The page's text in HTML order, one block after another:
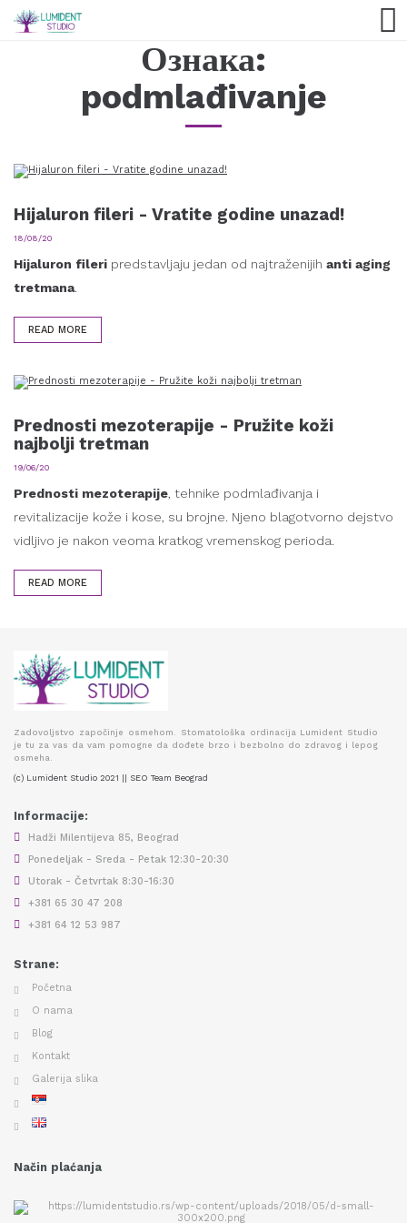
Ознака:
podmlađivanje
Hijaluron fileri - Vratite godine unazad!
18/08/20
Hijaluron fileri predstavljaju jedan od najtraženijih anti aging
tretmana.
READ MORE
Prednosti mezoterapije - Pružite koži
najbolji tretman
19/06/20
Prednosti mezoterapije , tehnike podmlađivanja i
revitalizacije kože i kose, su brojne. Njeno blagotvorno dejstvo
vidljivo je nakon veoma kratkog vremenskog perioda.
READ MORE
Zadovoljstvo započinje osmehom. Stomatološka ordinacija Lumident Studio
je tu za vas da vam pomogne da dođete brzo i bezbolno do zdravog i lepog
osmeha.
(c) Lumident Studio 2021 || SEO Team Beograd
Informacije:
Hadži Milentijeva 85, Beograd
Ponedeljak - Sreda - Petak 12:30-20:30
Utorak - Četvrtak 8:30-16:30
+381 65 30 47 208
+381 64 12 53 987
Strane:
Početna
O nama
Blog
Kontakt
Galerija slika
Način plaćanja